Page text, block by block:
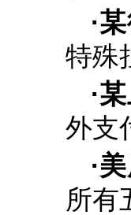
·
特殊
·
外支
·
所有